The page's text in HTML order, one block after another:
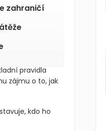
zahraničí
pravidla
zájmu o to, jak
kdo ho